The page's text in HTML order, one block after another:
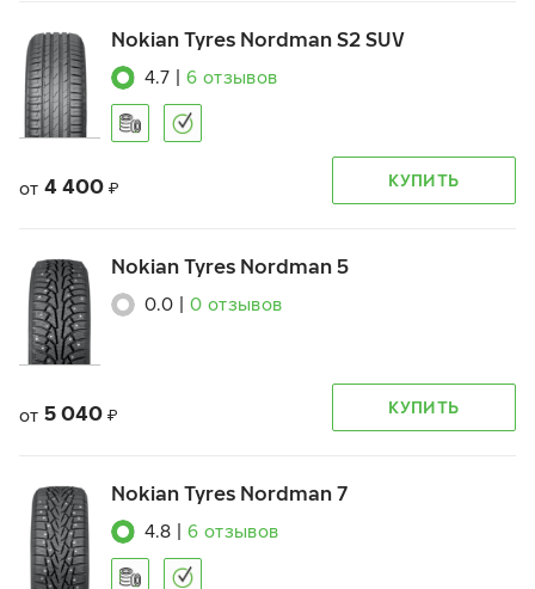
Nokian Tyres Nordman S2 SUV
4.7 6 отзывов
от 4 400 ₽ КУПИТЬ
Nokian Tyres Nordman 5
0.0 0 отзывов
от 5 040 ₽ КУПИТЬ
Nokian Tyres Nordman 7
4.8 6 отзывов